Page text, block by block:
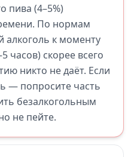
пива (4–5%)
По нормам
алкоголь к моменту
часов) скорее всего
никто не даёт. Если
— попросите часть
безалкогольным
не пейте.